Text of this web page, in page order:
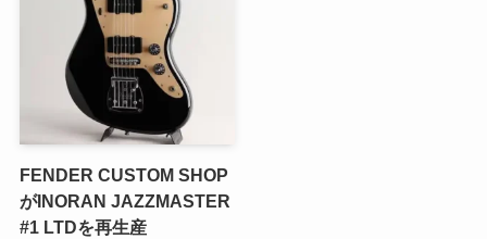
FENDER CUSTOM SHOP
がINORAN JAZZMASTER
#1 LTDを再生産